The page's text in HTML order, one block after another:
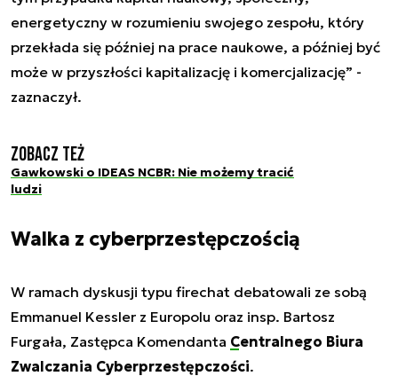
energetyczny w rozumieniu swojego zespołu, który
przekłada się później na prace naukowe, a później być
może w przyszłości kapitalizację i komercjalizację” -
zaznaczył.
Zobacz też
Gawkowski o IDEAS NCBR: Nie możemy tracić
ludzi
Walka z cyberprzestępczością
W ramach dyskusji typu firechat debatowali ze sobą
Emmanuel Kessler z Europolu oraz insp. Bartosz
Furgała, Zastępca Komendanta Centralnego Biura
Zwalczania Cyberprzestępczości.